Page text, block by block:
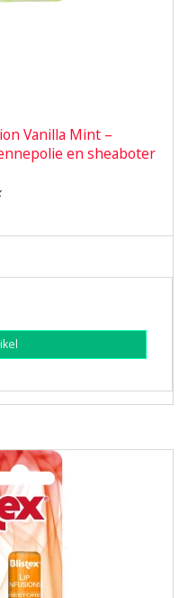
Vanilla Mint –
en sheaboter